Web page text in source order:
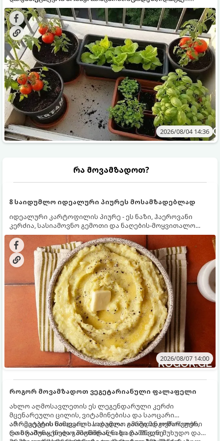
ყოველდღიურად ახალ, არომატულ მწვანილსა და
ბოსტნეულს მოკრეფთ.
კულტურები ეგუებიან ქოთნის პირობებს ყველაზე კარგად
და როგორ მოუაროთ მათ სწორად.
2026/08/04 14:36
რა მოვამზადოთ?
8 საიდუმლო იდეალური პიურეს მოსამზადებლად
იდეალური კარტოფილის პიურე - ეს ნაზი, ჰაეროვანი
კერძია, სასიამოვნო გემოთი და ნაღების-მოყვითალო
ფერით. მისი მომზადება ძალიან მარტივია, მაგრამ
არსებობს რამდენიმე საიდუმლო, რომლებიც უნდა
იცოდეთ, რომ პიურე იდეალურად გემრიელი გამოვიდეს.
2026/08/07 14:00
როგორ მოვამზადოთ ვეგეტარიანული ფალაფელი
ახლო აღმოსავლეთის ეს ლეგენდარული კერძი
მცენარეული ცილის, ვიტამინებისა და საოცარი
არომატების ნამდვილი საბადოა. გარედან ოქროსფერი
და ხრაშუნა, ხოლო შიგნიდან ნაზი და მწვანე
ამ რეცეპტის მთავარი საიდუმლო იმაში მდგომარეობს,
რომ გამოიყენება გამომშრალი და ჩამბალი მუხუდო და